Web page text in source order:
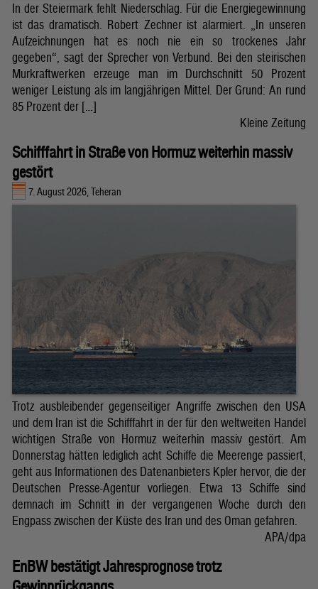
In der Steiermark fehlt Niederschlag. Für die Energiegewinnung
ist das dramatisch. Robert Zechner ist alarmiert. „In unseren
Aufzeichnungen hat es noch nie ein so trockenes Jahr
gegeben“, sagt der Sprecher von Verbund. Bei den steirischen
Murkraftwerken erzeuge man im Durchschnitt 50 Prozent
weniger Leistung als im langjährigen Mittel. Der Grund: An rund
85 Prozent der […]
Kleine Zeitung
Schifffahrt in Straße von Hormuz weiterhin massiv
gestört
7. August 2026, Teheran
Trotz ausbleibender gegenseitiger Angriffe zwischen den USA
und dem Iran ist die Schifffahrt in der für den weltweiten Handel
wichtigen Straße von Hormuz weiterhin massiv gestört. Am
Donnerstag hätten lediglich acht Schiffe die Meerenge passiert,
geht aus Informationen des Datenanbieters Kpler hervor, die der
Deutschen Presse-Agentur vorliegen. Etwa 13 Schiffe sind
demnach im Schnitt in der vergangenen Woche durch den
Engpass zwischen der Küste des Iran und des Oman gefahren.
APA/dpa
EnBW bestätigt Jahresprognose trotz